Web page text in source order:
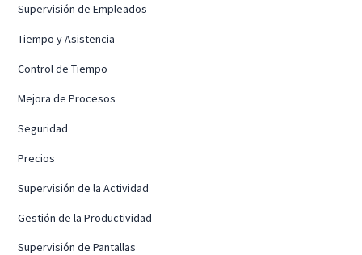
Supervisión de Empleados
Tiempo y Asistencia
Control de Tiempo
Mejora de Procesos
Seguridad
Precios
Supervisión de la Actividad
Gestión de la Productividad
Supervisión de Pantallas